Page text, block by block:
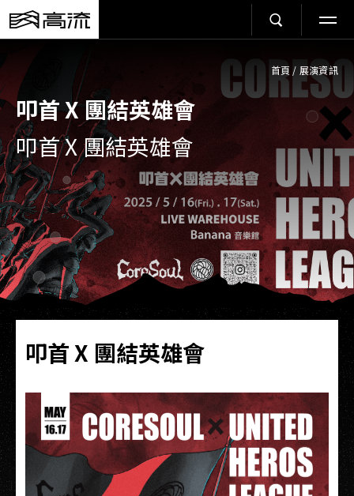
首頁 / 展演資訊
叩首 X 團結英雄會
叩首 X 團結英雄會
叩首 X 團結英雄會